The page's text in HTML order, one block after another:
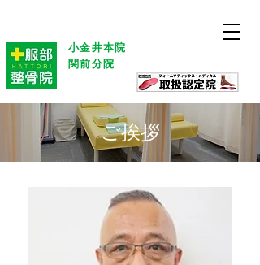
小金井本院
関前分院
ご挨拶